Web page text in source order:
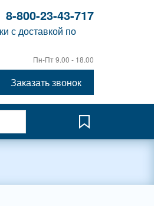
8-800-23-43-717
Пн-Пт 9.00 - 18.00
Заказать звонок